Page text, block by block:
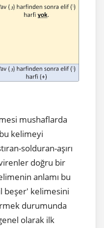
mushaflarda
kelimeyi
solduran-aşırı
doğru bir
anlamı bu
beşer' kelimesini
durumunda
olarak ilk